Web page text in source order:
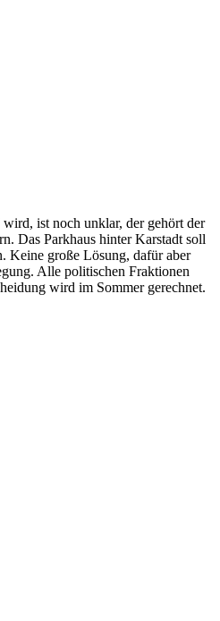
ist noch unklar, der gehört der
Das Parkhaus hinter Karstadt soll
Keine große Lösung, dafür aber
Alle politischen Fraktionen
wird im Sommer gerechnet.